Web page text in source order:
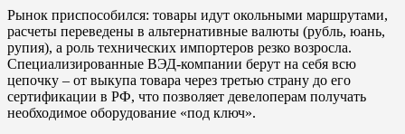
Рынок приспособился: товары идут окольными маршрутами,
расчеты переведены в альтернативные валюты (рубль, юань,
рупия), а роль технических импортеров резко возросла.
Специализированные ВЭД-компании берут на себя всю
цепочку – от выкупа товара через третью страну до его
сертификации в РФ, что позволяет девелоперам получать
необходимое оборудование «под ключ».